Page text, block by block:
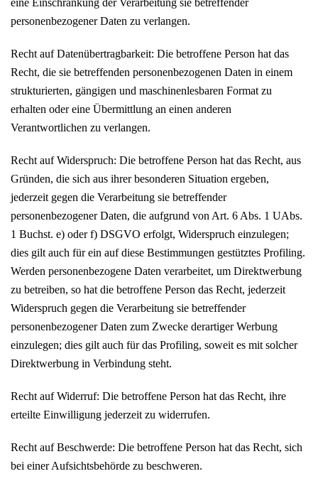
eine Einschränkung der Verarbeitung sie betreffender
personenbezogener Daten zu verlangen.
Recht auf Datenübertragbarkeit: Die betroffene Person hat das
Recht, die sie betreffenden personenbezogenen Daten in einem
strukturierten, gängigen und maschinenlesbaren Format zu
erhalten oder eine Übermittlung an einen anderen
Verantwortlichen zu verlangen.
Recht auf Widerspruch: Die betroffene Person hat das Recht, aus
Gründen, die sich aus ihrer besonderen Situation ergeben,
jederzeit gegen die Verarbeitung sie betreffender
personenbezogener Daten, die aufgrund von Art. 6 Abs. 1 UAbs.
1 Buchst. e) oder f) DSGVO erfolgt, Widerspruch einzulegen;
dies gilt auch für ein auf diese Bestimmungen gestütztes Profiling.
Werden personenbezogene Daten verarbeitet, um Direktwerbung
zu betreiben, so hat die betroffene Person das Recht, jederzeit
Widerspruch gegen die Verarbeitung sie betreffender
personenbezogener Daten zum Zwecke derartiger Werbung
einzulegen; dies gilt auch für das Profiling, soweit es mit solcher
Direktwerbung in Verbindung steht.
Recht auf Widerruf: Die betroffene Person hat das Recht, ihre
erteilte Einwilligung jederzeit zu widerrufen.
Recht auf Beschwerde: Die betroffene Person hat das Recht, sich
bei einer Aufsichtsbehörde zu beschweren.